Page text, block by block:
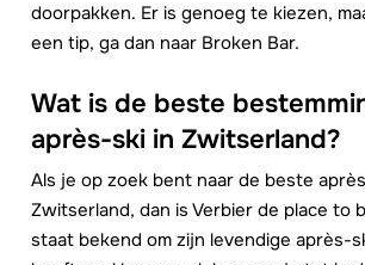
doorpakken. Er is genoeg te kiezen,
een tip, ga dan naar Broken Bar.
Wat is de beste
après-ski in Zwitserland?
Als je op zoek bent naar de beste
Zwitserland, dan is Verbier de place to
staat bekend om zijn levendige après-